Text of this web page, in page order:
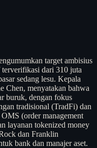
target ambisius
dari 310 juta
sedang lesu. Kepala
Chen, menyatakan bahwa
buruk, dengan fokus
tradisional (TradFi) dan
(order management
layanan tokenized money
dan Franklin
bank dan manajer aset.